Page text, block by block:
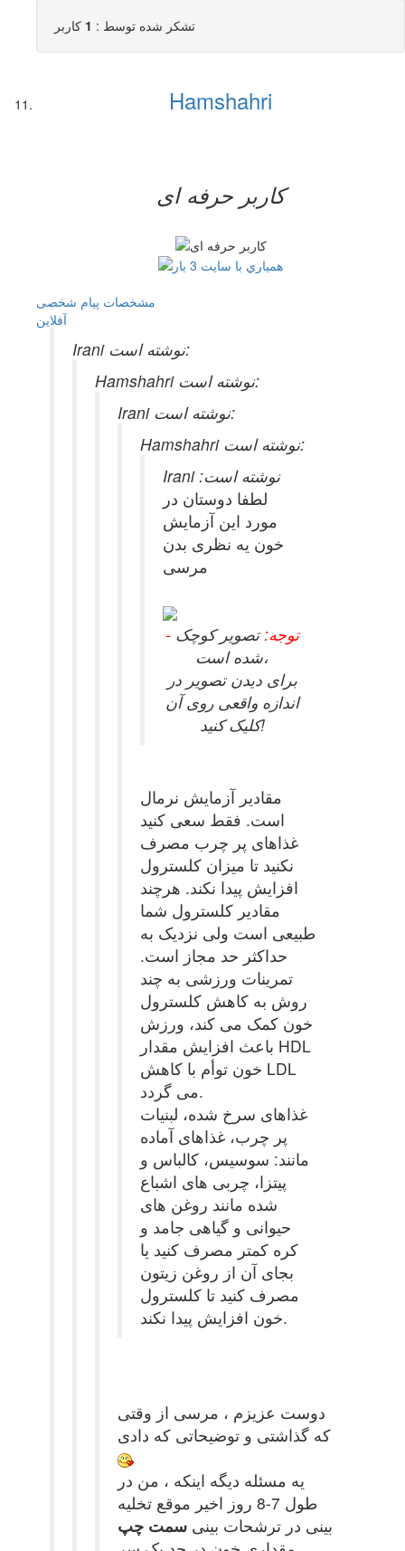
تشکر شده توسط : 1 کاربر
Hamshahri
کاربر حرفه ای
مشخصات پیام شخصی
آفلاين
Irani نوشته است:
Hamshahri نوشته است:
Irani نوشته است:
Hamshahri نوشته است:
Irani نوشته است:
لطفا دوستان در
مورد این آزمایش
خون یه نظری بدن
مرسی
- توجه:تصویر کوچک
شده است،
برای دیدن تصویر در
اندازه واقعی روی آن
کلیک کنید!
مقادیر آزمایش نرمال
است. فقط سعی کنید
غذاهای پر چرب مصرف
نکنید تا میزان کلسترول
افزایش پیدا نکند. هرچند
مقادیر کلسترول شما
طبیعی است ولی نزدیک به
حداکثر حد مجاز است.
تمرینات ورزشی به چند
روش به کاهش کلسترول
خون کمک می کند، ورزش
باعث افزایش مقدار HDL
خون توأم با کاهش LDL
می گردد.
غذاهای سرخ شده، لبنیات
پر چرب، غذاهای آماده
مانند: سوسیس، کالباس و
پیتزا، چربی های اشباع
شده مانند روغن های
حیوانی و گیاهی جامد و
کره کمتر مصرف کنید یا
بجای آن از روغن زیتون
مصرف کنید تا کلسترول
خون افزایش پیدا نکند.
دوست عزیزم ، مرسی از وقتی
که گذاشتی و توضیحاتی که دادی
یه مسئله دیگه اینکه ، من در
طول 7-8 روز اخیر موقع تخلیه
بینی در ترشحات بینی سمت چپ